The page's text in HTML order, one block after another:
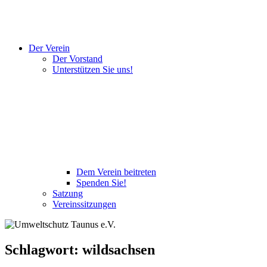
Der Verein
Der Vorstand
Unterstützen Sie uns!
Dem Verein beitreten
Spenden Sie!
Satzung
Vereinssitzungen
Schlagwort: wildsachsen